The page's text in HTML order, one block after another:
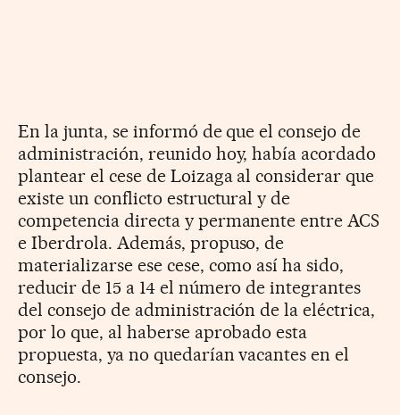
En la junta, se informó de que el consejo de
administración, reunido hoy, había acordado
plantear el cese de Loizaga al considerar que
existe un conflicto estructural y de
competencia directa y permanente entre ACS
e Iberdrola. Además, propuso, de
materializarse ese cese, como así ha sido,
reducir de 15 a 14 el número de integrantes
del consejo de administración de la eléctrica,
por lo que, al haberse aprobado esta
propuesta, ya no quedarían vacantes en el
consejo.